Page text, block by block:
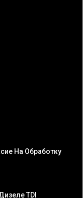
На Обработку
TDI